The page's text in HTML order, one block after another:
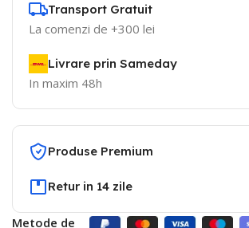
Transport Gratuit
La comenzi de +300 lei
Livrare prin Sameday
In maxim 48h
Produse Premium
Retur in 14 zile
Metode de